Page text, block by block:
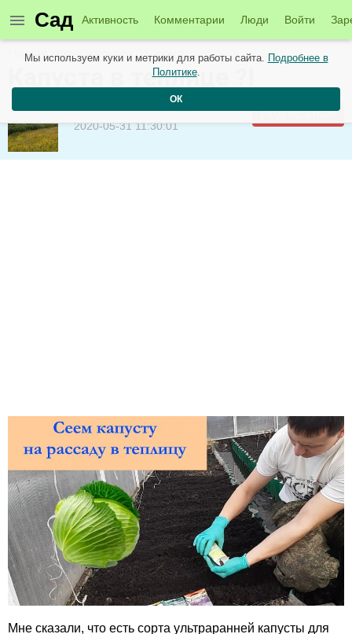
Сад Активность Комментарии Люди Войти
Новые материалы от 01 июня
Капуста в теплице ?!
Елена-Михайлова1952
2020-05-31 11:30:01
Подписаться
Мне сказали, что есть сорта ультраранней капусты для
Мы используем куки и метрики для работы сайта. Подробнее в
Политике.
ОК